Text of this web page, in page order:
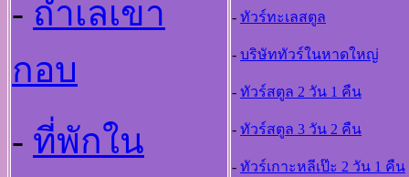
- ถ้ำเลเขา
กอบ
- ที่พักใน
- ทัวร์ทะเลสตูล
- บริษัททัวร์ในหาดใหญ
- ทัวร์สตูล 2 วัน 1 คืน
- ทัวร์สตูล 3 วัน 2 คืน
- ทัวร์เกาะหลีเป๊ะ 2 วัน 1 คืน